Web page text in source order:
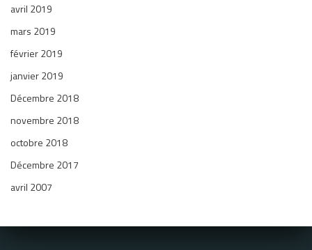
avril 2019
mars 2019
février 2019
janvier 2019
Décembre 2018
novembre 2018
octobre 2018
Décembre 2017
avril 2007